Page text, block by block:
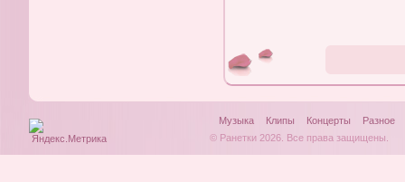
Музыка Клипы Концерты
Разное
© Ранетки 2026. Все права защищены.